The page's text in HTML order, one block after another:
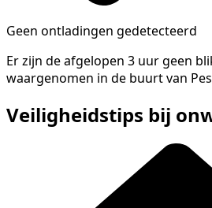
Geen ontladingen gedetecteerd
Er zijn de afgelopen 3 uur geen
waargenomen in de buurt van
Veiligheidstips bij